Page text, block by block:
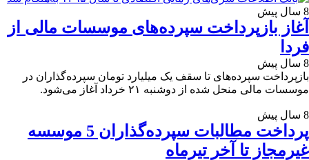
8 سال پیش
آغاز بازپرداخت سپرده‌های موسسات مالی از
فردا
8 سال پیش
بازپرداخت سپرده‌های تا سقف یک میلیارد تومان سپرده‌گذاران در
موسسات مالی منحل شده از دوشنبه ۲۱ خرداد آغاز می‌شود.
8 سال پیش
پرداخت مطالبات سپرده‌گذاران 5 موسسه
غیرمجاز تا آخر تیرماه